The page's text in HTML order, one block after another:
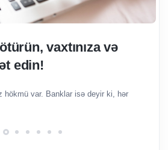
vaxtınıza və
edin!
hökmü var. Banklar isə deyir ki, hər